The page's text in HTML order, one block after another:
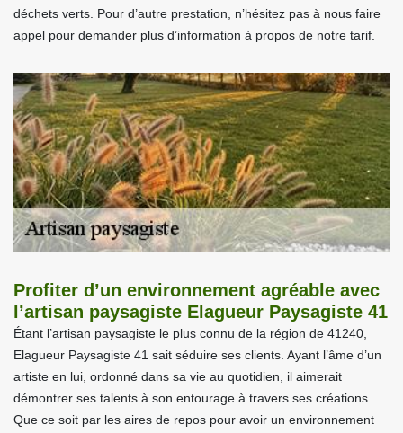
déchets verts. Pour d’autre prestation, n’hésitez pas à nous faire
appel pour demander plus d’information à propos de notre tarif.
Profiter d’un environnement agréable avec
l’artisan paysagiste Elagueur Paysagiste 41
Étant l’artisan paysagiste le plus connu de la région de 41240,
Elagueur Paysagiste 41 sait séduire ses clients. Ayant l’âme d’un
artiste en lui, ordonné dans sa vie au quotidien, il aimerait
démontrer ses talents à son entourage à travers ses créations.
Que ce soit par les aires de repos pour avoir un environnement